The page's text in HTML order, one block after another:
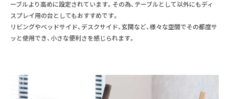
ーブルより高めに設定されています。その為、テーブルとして以外にもディ
スプレイ用の台としてもおすすめです。
リビングやベッドサイド、デスクサイド、玄関など、様々な空間でその都度サ
ッと使用でき、小さな便利さを感じられます。